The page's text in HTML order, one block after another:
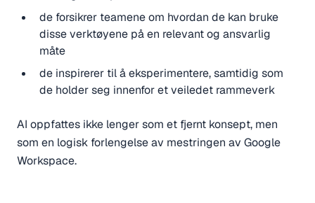
de forsikrer teamene om hvordan de kan bruke
disse verktøyene på en relevant og ansvarlig
måte
de inspirerer til å eksperimentere, samtidig som
de holder seg innenfor et veiledet rammeverk
AI oppfattes ikke lenger som et fjernt konsept, men
som en logisk forlengelse av mestringen av Google
Workspace.